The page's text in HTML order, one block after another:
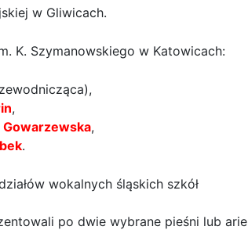
w Gliwicach.
K. Szymanowskiego w Katowicach:
,
Gowarzewska,
.
wokalnych śląskich szkół
po dwie wybrane pieśni lub arie